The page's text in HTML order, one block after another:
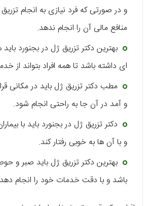
و در صورتی که فرد نیازی به انجام
منافع مالی آن را انجام ندهد.
بهترین دکتر تزریق ژل در بجنورد
ای داشته باشد تا همه افراد بتواند از
مطب دکتر تزریق ژل باید در مکانی
و آمد در آن جا به راحتی انجام شود.
دکتر تزریق ژل در بجنورد باید با
و با آن ها به خوبی رفتار کند.
بهترین دکتر تزریق ژل باید صبر و
باشد و با دقت خدمات خود را انجام